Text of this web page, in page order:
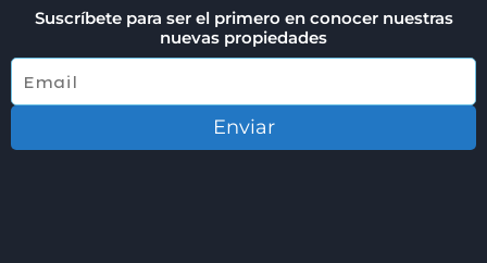
Suscríbete para ser el primero en conocer nuestras
nuevas propiedades
Enviar